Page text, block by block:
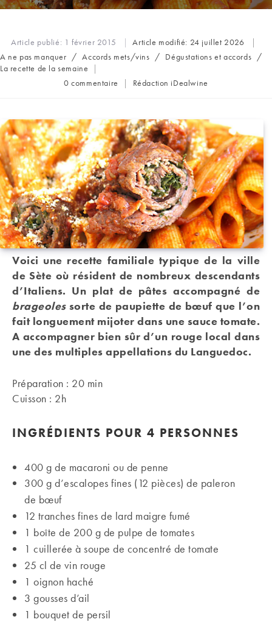
Article publié: 1 février 2015 Article modifié: 24 juillet 2026
Post
category:
A ne pas manquer / Accords mets/vins / Dégustations et accords /
La recette de la semaine
Commentaires
publication :
0 commentaire
Auteur/autrice
publication :
Rédaction iDealwine
Voici une recette familiale typique de la ville
de Sète où résident de nombreux descendants
d’Italiens. Un plat de pâtes accompagné de
brageolessorte de paupiette de bœuf que l’on
fait longuement mijoter dans une sauce tomate.
A accompagner bien sûr d’un rouge local dans
une des multiples appellations du Languedoc.
Préparation : 20 min
Cuisson : 2h
INGRÉDIENTS POUR 4 PERSONNES
400 g de macaroni ou de penne
300 g d’escalopes fines (12 pièces) de paleron
de bœuf
12 tranches fines de lard maigre fumé
1 boîte de 200 g de pulpe de tomates
1 cuillerée à soupe de concentré de tomate
25 cl de vin rouge
1 oignon haché
3 gousses d’ail
1 bouquet de persil